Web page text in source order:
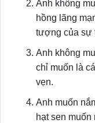
Anh không
hồng lãng
tượng của sự
Anh không
chỉ muốn là
vẹn.
Anh muốn
hạt sen